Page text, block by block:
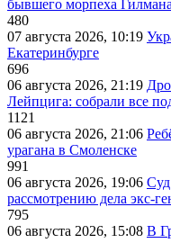
бывшего морпеха
480
07 августа 2026, 10:19
Екатеринбурге
696
06 августа 2026, 21:19
Лейпцига: собрали все
1121
06 августа 2026, 21:06
урагана в Смоленске
991
06 августа 2026, 19:06
рассмотрению дела экс-
795
06 августа 2026, 15:08 В